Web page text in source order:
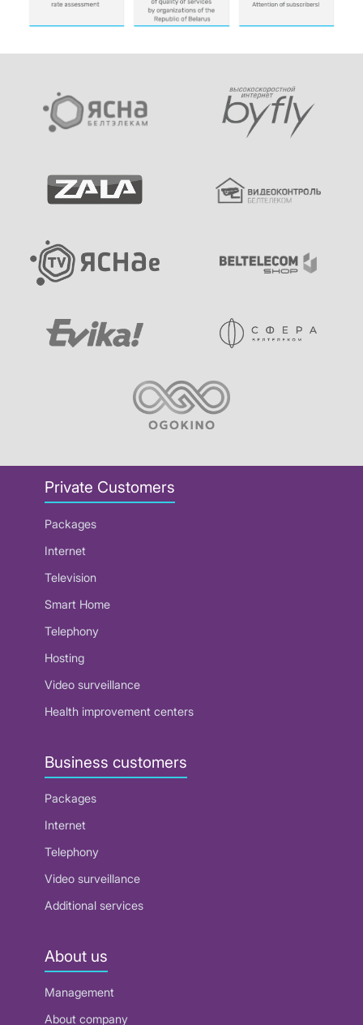
Private Customers
Packages
Internet
Television
Smart Home
Telephony
Hosting
Video surveillance
Health improvement centers
Business customers
Packages
Internet
Telephony
Video surveillance
Additional services
About us
Management
About company